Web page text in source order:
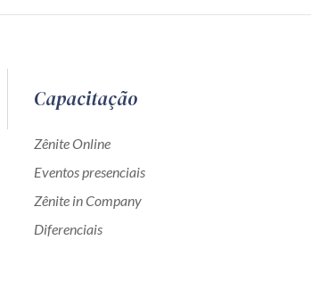
Capacitação
Zênite Online
Eventos presenciais
Zênite in Company
Diferenciais